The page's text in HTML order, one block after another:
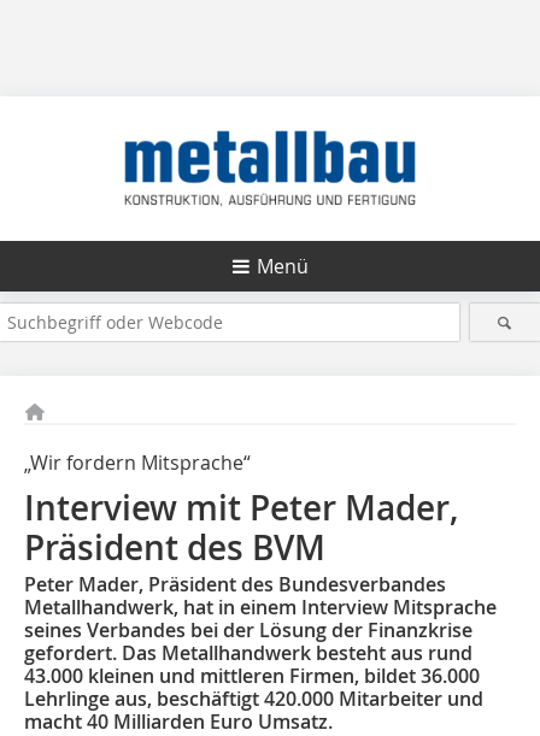
Menü
„Wir fordern Mitsprache“
Interview mit Peter Mader,
Präsident des BVM
Peter Mader, Präsident des Bundesverbandes
Metallhandwerk, hat in einem Interview Mitsprache
seines Verbandes bei der Lösung der Finanzkrise
gefordert. Das Metallhandwerk besteht aus rund
43.000 kleinen und mittleren Firmen, bildet 36.000
Lehrlinge aus, beschäftigt 420.000 Mitarbeiter und
macht 40 Milliarden Euro Umsatz.